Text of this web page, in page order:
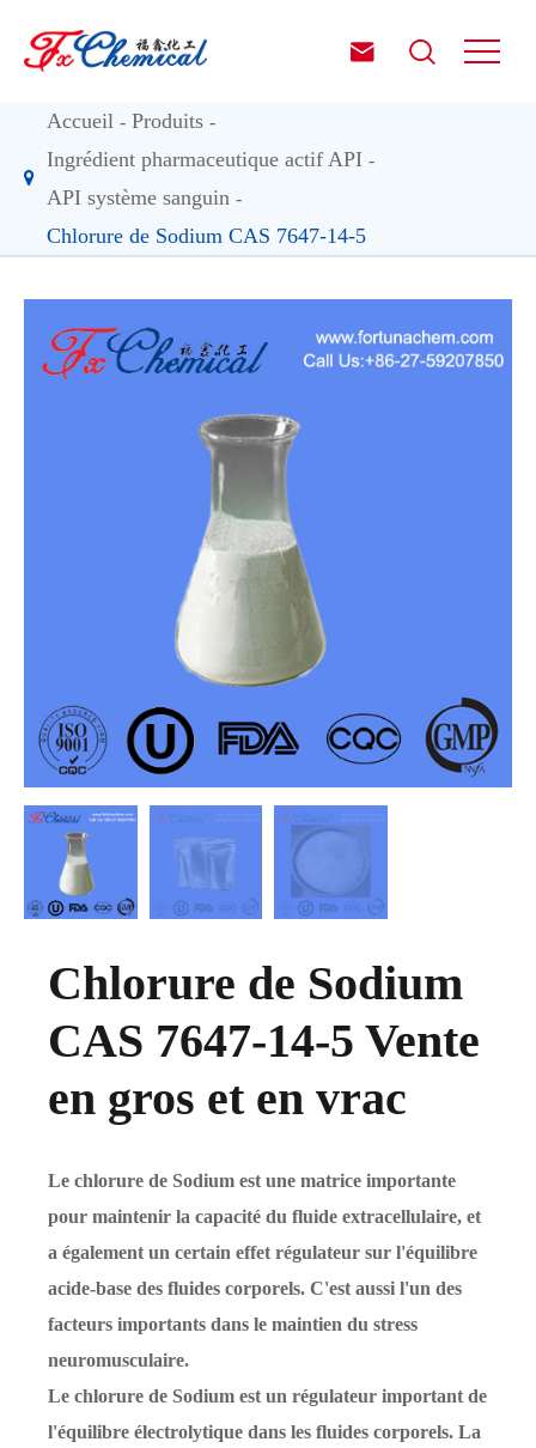
 
Accueil
Produits
Ingrédient pharmaceutique actif API
API système sanguin
Chlorure de Sodium CAS 7647-14-5
Chlorure de Sodium
CAS 7647-14-5 Vente
en gros et en vrac
Le chlorure de Sodium est une matrice importante
pour maintenir la capacité du fluide extracellulaire, et
a également un certain effet régulateur sur l'équilibre
acide-base des fluides corporels. C'est aussi l'un des
facteurs importants dans le maintien du stress
neuromusculaire.
Le chlorure de Sodium est un régulateur important de
l'équilibre électrolytique dans les fluides corporels. La